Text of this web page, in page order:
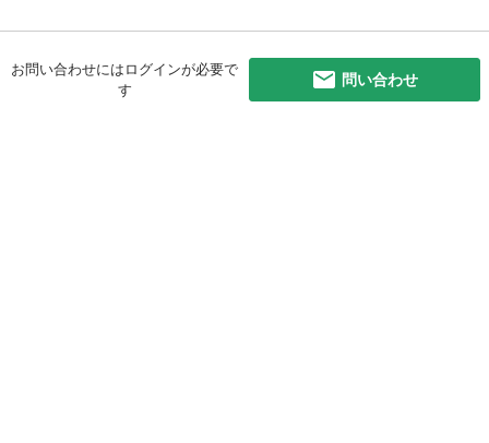
お問い合わせにはログインが必要で
す
問い合わせ